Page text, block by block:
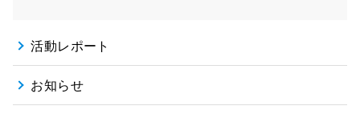
活動レポート
お知らせ